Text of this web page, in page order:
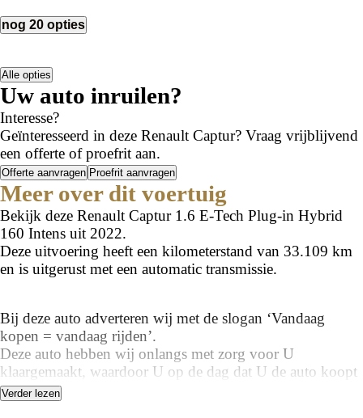
nog 20 opties
Alle opties
Uw auto inruilen?
Interesse?
Geïnteresseerd in deze Renault Captur? Vraag vrijblijvend
een offerte of proefrit aan.
Offerte aanvragen Proefrit aanvragen
Meer over dit voertuig
Bekijk deze Renault Captur 1.6 E-Tech Plug-in Hybrid
160 Intens uit 2022.
Deze uitvoering heeft een kilometerstand van 33.109 km
en is uitgerust met een automatic transmissie.
Bij deze auto adverteren wij met de slogan ‘Vandaag
kopen = vandaag rijden’.
Deze auto hebben wij onlangs met zorg voor U
klaargemaakt, waardoor U op de dag dat U de auto koopt
ook met de auto kan wegrijden!
Bij ons hoeft U daardoor geen 14 dagen te wachten op het
Verder lezen